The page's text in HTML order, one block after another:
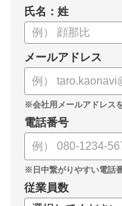
氏名：姓
メールアドレス
電話番号
従業員数